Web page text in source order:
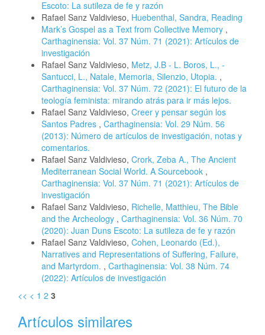
Escoto: La sutileza de fe y razón
Rafael Sanz Valdivieso, Huebenthal, Sandra, Reading
Mark’s Gospel as a Text from Collective Memory ,
Carthaginensia: Vol. 37 Núm. 71 (2021): Artículos de
investigación
Rafael Sanz Valdivieso, Metz, J.B - L. Boros, L., -
Santucci, L., Natale, Memoria, Silenzio, Utopia. ,
Carthaginensia: Vol. 37 Núm. 72 (2021): El futuro de la
teología feminista: mirando atrás para ir más lejos.
Rafael Sanz Valdivieso, Creer y pensar según los
Santos Padres , Carthaginensia: Vol. 29 Núm. 56
(2013): Número de artículos de investigación, notas y
comentarios.
Rafael Sanz Valdivieso, Crork, Zeba A., The Ancient
Mediterranean Social World. A Sourcebook ,
Carthaginensia: Vol. 37 Núm. 71 (2021): Artículos de
investigación
Rafael Sanz Valdivieso, Richelle, Matthieu, The Bible
and the Archeology , Carthaginensia: Vol. 36 Núm. 70
(2020): Juan Duns Escoto: La sutileza de fe y razón
Rafael Sanz Valdivieso, Cohen, Leonardo (Ed.),
Narratives and Representations of Suffering, Failure,
and Martyrdom. , Carthaginensia: Vol. 38 Núm. 74
(2022): Artículos de investigación
<< < 1 2 3
Artículos similares